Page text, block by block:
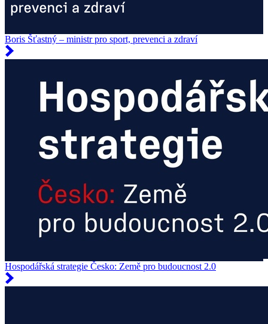
Boris Šťastný – ministr pro sport, prevenci a zdraví
Hospodářská strategie Česko: Země pro budoucnost 2.0